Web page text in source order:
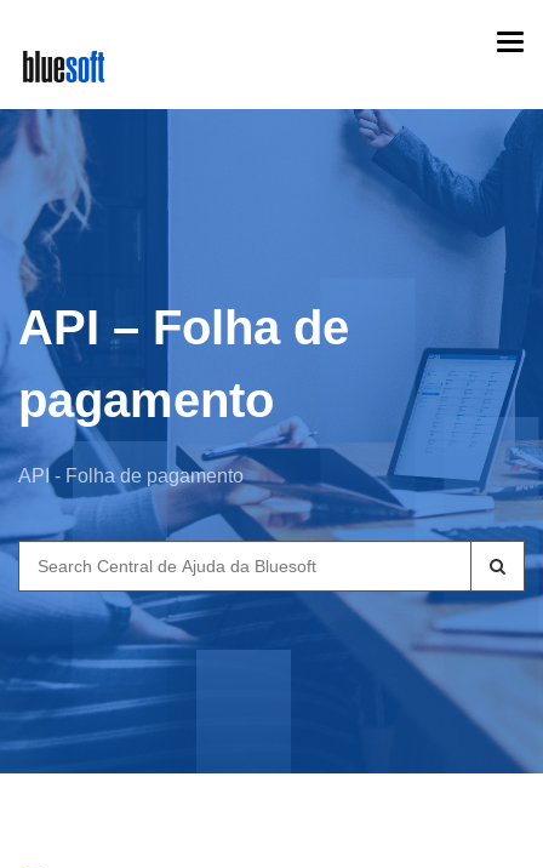
main
content
API – Folha de
pagamento
API - Folha de pagamento
Search
for: